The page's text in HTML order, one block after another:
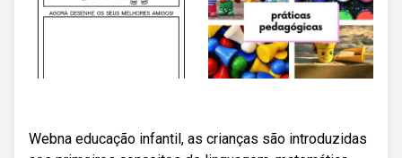
Webna educação infantil, as crianças são introduzidas